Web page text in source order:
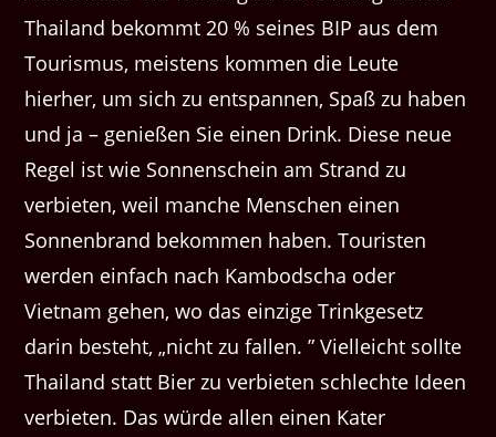
Thailand bekommt 20 % seines BIP aus dem
Tourismus, meistens kommen die Leute
hierher, um sich zu entspannen, Spaß zu haben
und ja – genießen Sie einen Drink. Diese neue
Regel ist wie Sonnenschein am Strand zu
verbieten, weil manche Menschen einen
Sonnenbrand bekommen haben. Touristen
werden einfach nach Kambodscha oder
Vietnam gehen, wo das einzige Trinkgesetz
darin besteht, „nicht zu fallen. ” Vielleicht sollte
Thailand statt Bier zu verbieten schlechte Ideen
verbieten. Das würde allen einen Kater